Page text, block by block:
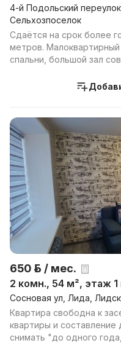
4-й Подольский
Сельхозпоселок
Сдаётся на срок более
метров.
спальни, большой зал
650 р. / мес.
2 комн., 54 м², этаж 1
Сосновая ул, Лида,
Квартира свободна к
квартиры и составление договора. !!!
снимать "до одного